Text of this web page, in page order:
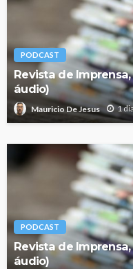
PODCAST
Revista de
áudio)
Mauricio De Jesus 1
PODCAST
Revista de
áudio)